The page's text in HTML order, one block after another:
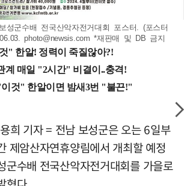
성군수배 전국산악자전거대회 포스터. (포스터
photo@newsis.com *재판매 및 DB 금지
희 기자 = 전남 보성군은 오는 6일부
제암산자연휴양림에서 개최할 예정
군수배 전국산악자전거대회를 가을로